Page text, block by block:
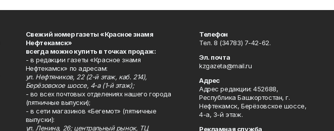
Свежий номер газеты «Красное знамя
Нефтекамск»
всегда можно купить в точках продаж:
- в редакции газеты «Красное знамя
Нефтекамск» по адресам:
ул. Нефтяников, 22 (2-й этаж, каб. 214),
Берёзовское шоссе, 4-а (1-й этаж);
- во всех почтовых отделениях нашего города
(пятничные выпуски);
- в сети магазинов «Бегемот» (пятничные
выпуски):
ул. Ленина, 26; центральный рынок, ТЦ
Телефон
Тел. 8 (34783) 7-42-62.
Эл. почта
kzgazeta@mail.ru
Адрес
Адрес редакции: 452688,
Республика Башкортостан, г.
Нефтекамск, Берёзовское шоссе,
4-а, 3-й этаж.
Рекламная служба